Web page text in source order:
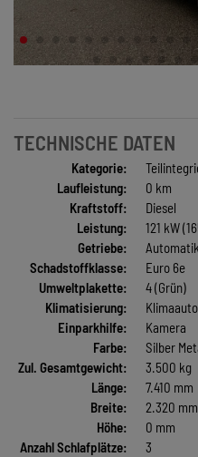
TECHNISCHE DATEN
Kategorie:
Laufleistung:
0 km
Kraftstoff:
Diesel
Leistung:
121 kW
Getriebe:
Automatik
Schadstoffklasse:
Euro 6e
Umweltplakette:
4 (Grün)
Klimatisierung:
Einparkhilfe:
Kamera
Farbe:
Silber
Zul. Gesamtgewicht:
3.500 kg
Länge:
7.410 mm
Breite:
2.320 mm
Höhe:
0 mm
Anzahl Schlafplätze:
3